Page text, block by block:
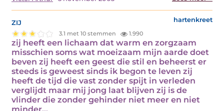
zij hartenkreet
3.1 met 10 stemmen 1.990
zij heeft een lichaam dat warm en zorgzaam
misschien soms wat moeizaam mijn aarde doet
beven zij heeft een geest die stil en beheerst er
steeds is geweest sinds ik begon te leven zij
heeft de tijd die vast zonder spijt in verleden
verglijdt maar mij jong laat blijven zij is de
vlinder die zonder gehinder niet meer en niet